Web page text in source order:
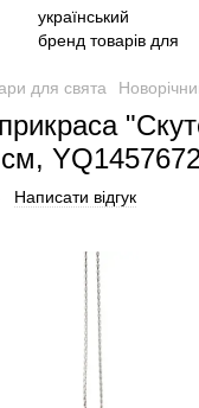
для свята
Написати відгук